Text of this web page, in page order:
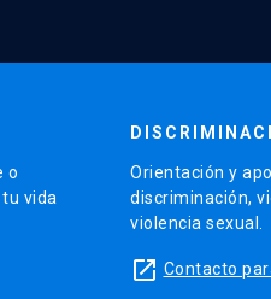
o
vida
Orientación y
discriminación,
violencia sexual.
launch Contacto